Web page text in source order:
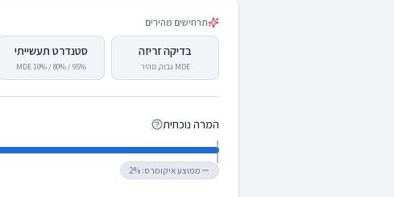
תרחישים מהירים
בדיקה זריזה
MDE גבוה, מהיר
סטנדרט תעשייתי
95% / 80% / MDE 10%
המרה נוכחית
ממוצע איקומרס: 2%